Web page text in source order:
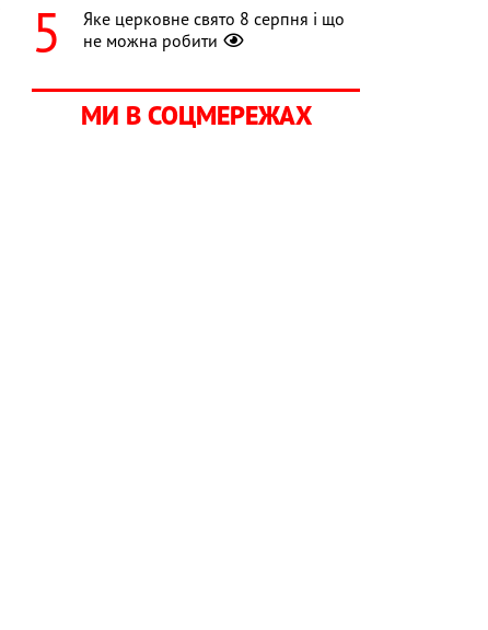
Яке церковне свято 8 серпня і що
не можна робити
МИ В СОЦМЕРЕЖАХ